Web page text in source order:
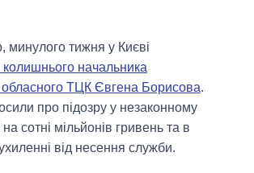
минулого тижня у Києві
начальника
обласного ТЦК Євгена Борисова.
про підозру у незаконному
на сотні мільйонів гривень та в
від несення служби.